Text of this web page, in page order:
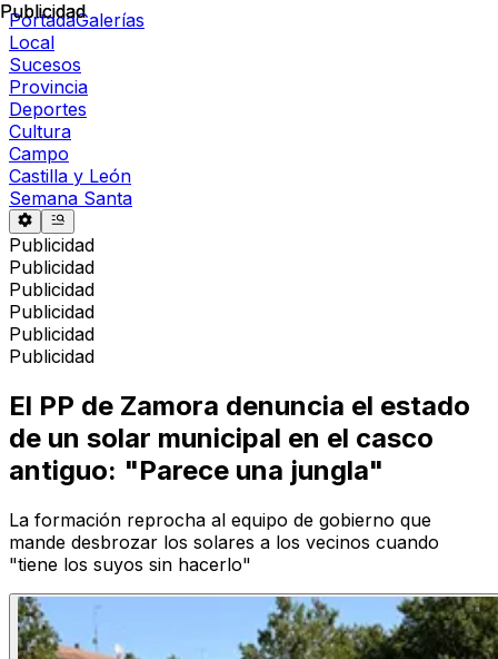
PortadaGalerías
Local
Sucesos
Provincia
Deportes
Cultura
Campo
Castilla y León
Semana Santa
Publicidad
Publicidad
Publicidad
Publicidad
Publicidad
Publicidad
Publicidad
El PP de Zamora denuncia el estado
de un solar municipal en el casco
antiguo: "Parece una jungla"
La formación reprocha al equipo de gobierno que
mande desbrozar los solares a los vecinos cuando
"tiene los suyos sin hacerlo"
Publicidad